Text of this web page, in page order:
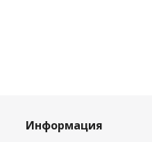
Информация